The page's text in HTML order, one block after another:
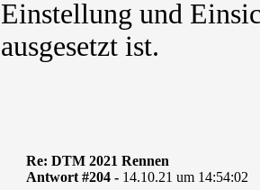
Einstellung und
ausgesetzt ist.
Re: DTM 2021 Rennen
Antwort #204 - 14.10.21 um 14:54:02